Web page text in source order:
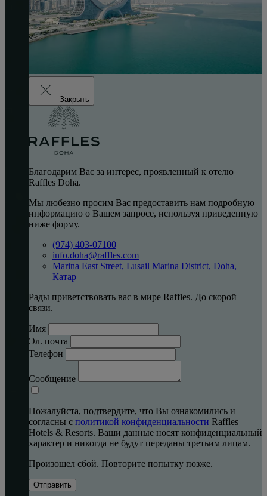
Закрыть
Благодарим Вас за интерес, проявленный к отелю
Raffles Doha.
Мы любезно просим Вас предоставить нам подробную
информацию о Вашем запросе, используя приведенную
ниже форму.
(974) 403-07100
info.doha@raffles.com
Marina East Street, Lusail Marina District, Doha,
Катар
Рады приветствовать вас в мире Raffles. До скорой
связи.
Имя
Эл. почта
Телефон
Сообщение
Пожалуйста, подтвердите, что Вы ознакомились и
согласны с политикой конфиденциальности Raffles
Hotels & Resorts. Ваши данные носят конфиденциальный
характер и никогда не будут переданы третьим лицам.
Произошел сбой. Повторите попытку позже.
Отправить